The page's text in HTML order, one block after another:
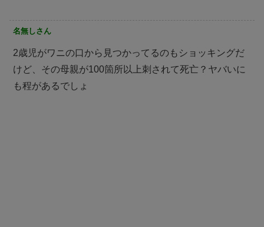
名無しさん
2歳児がワニの口から見つかってるのもショッキングだ
けど、その母親が100箇所以上刺されて死亡？ヤバいに
も程があるでしょ